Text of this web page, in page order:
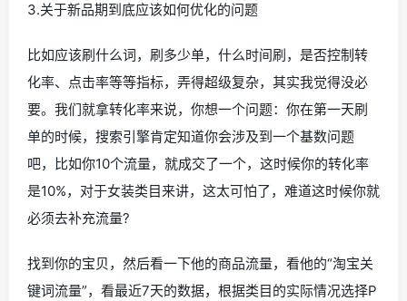
3.关于新品期到底应该如何优化的问题
比如应该刷什么词，刷多少单，什么时间刷，是否控制转
化率、点击率等等指标，弄得超级复杂，其实我觉得没必
要。我们就拿转化率来说，你想一个问题：你在第一天刷
单的时候，搜索引擎肯定知道你会涉及到一个基数问题
吧，比如你10个流量，就成交了一个，这时候你的转化率
是10%，对于女装类目来讲，这太可怕了，难道这时候你就
必须去补充流量?
找到你的宝贝，然后看一下他的商品流量，看他的“淘宝关
键词流量”，看最近7天的数据，根据类目的实际情况选择P